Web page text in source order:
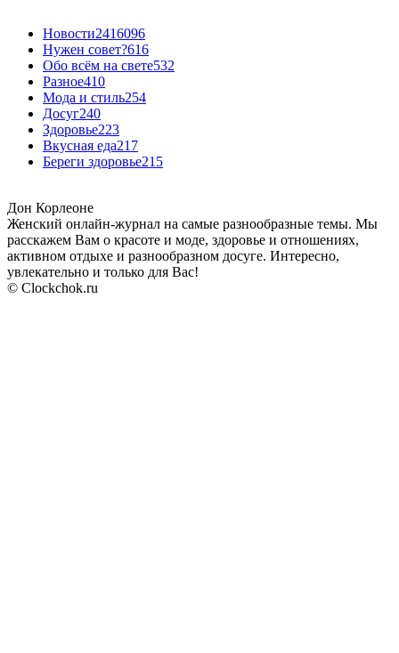
Новости2416096
Нужен совет?616
Обо всём на свете532
Разное410
Мода и стиль254
Досуг240
Здоровье223
Вкусная еда217
Береги здоровье215
Дон Корлеоне
Женский онлайн-журнал на самые разнообразные темы. Мы
расскажем Вам о красоте и моде, здоровье и отношениях,
активном отдыхе и разнообразном досуге. Интересно,
увлекательно и только для Вас!
© Clockchok.ru